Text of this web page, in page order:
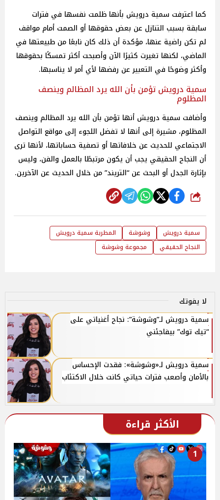
كما اعترفت سمية درويش بأنها ظلمت نفسها في فترات
سابقة بسبب التنازل عن بعض حقوقها أو الصمت أمام مواقف
لم تكن راضية عنها، مؤكدة أن ذلك كان نابعًا من طبيعتها في
الماضي، لكنها تغيرت كثيرًا الآن وأصبحت أكثر تمسكًا بحقوقها
وأكثر وضوحًا في التعبير عن رفضها لأي أمر لا يناسبها.
سمية درويش تؤمن بأن الله يرد المظالم وينصف
المظلوم
وأضافت سمية درويش أنها تؤمن بأن الله يرد المظالم وينصف
المظلوم، مشيرة إلى أنها لا تفضل اللجوء إلى مواقع التواصل
الاجتماعي للحديث عن خلافاتها أو تصفية حساباتها، لأنها ترى
أن النجاح الحقيقي يجب أن يكون مرتبطًا بالعمل والفن، وليس
بإثارة الجدل أو البحث عن “التريند” من خلال الحديث عن الآخرين.
شارك
سمية درويش وشوشة
المطربة سمية درويش
النجاح الحقيقي
مجموعة وشوشة
لا يفوتك
سمية درويش لـ”وشوشة”: نجاح أغنياتي على
“تيك توك” بيفاجئني
سمية درويش لـ«وشوشة»: فقدت الإحساس
بالأمان وأصعب فترات حياتي كانت خلال الاكتئاب
الأكثر قراءة
1